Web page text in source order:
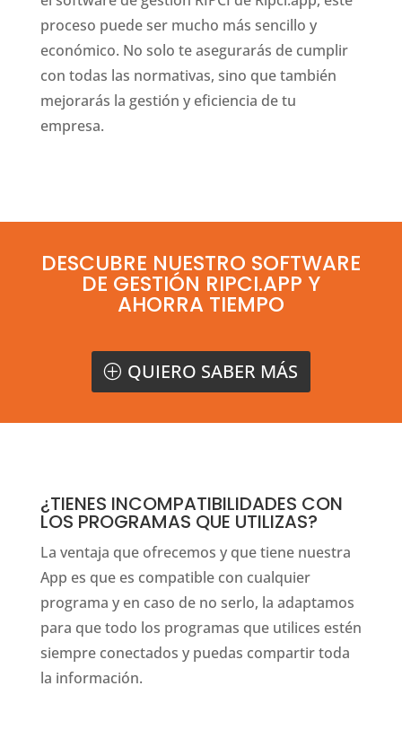
proceso puede ser mucho más sencillo y
económico. No solo te asegurarás de cumplir
con todas las normativas, sino que también
mejorarás la gestión y eficiencia de tu
empresa.
DESCUBRE NUESTRO SOFTWARE
DE GESTIÓN RIPCI.APP Y
AHORRA TIEMPO
QUIERO SABER MÁS
¿TIENES INCOMPATIBILIDADES CON
LOS PROGRAMAS QUE UTILIZAS?
La ventaja que ofrecemos y que tiene nuestra
App es que es compatible con cualquier
programa y en caso de no serlo, la adaptamos
para que todo los programas que utilices estén
siempre conectados y puedas compartir toda
la información.